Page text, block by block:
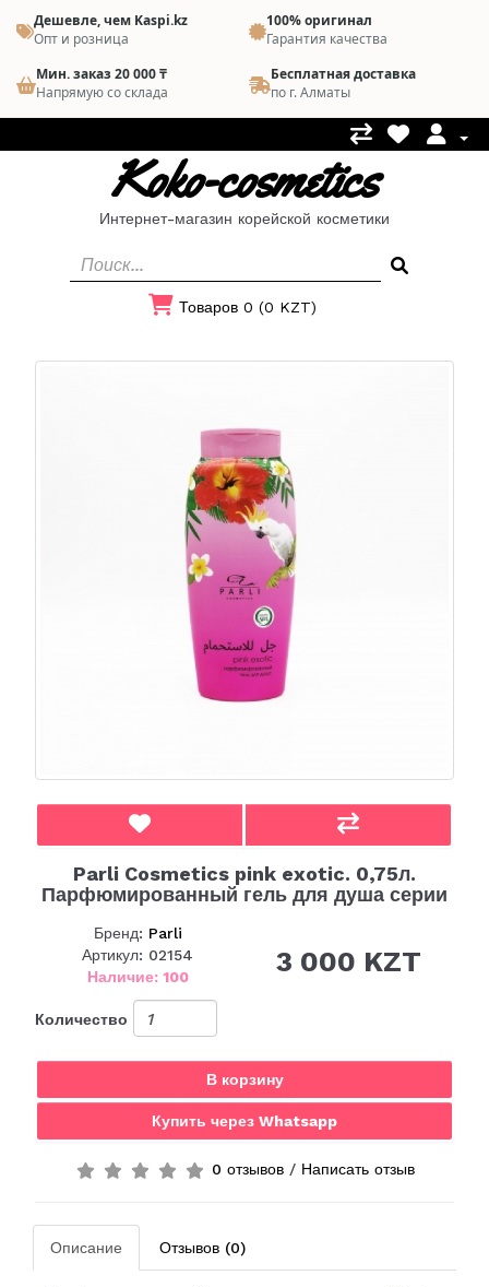
Дешевле, чем Kaspi.kz
Опт и розница
100% оригинал
Гарантия качества
Мин. заказ 20 000 ₸
Напрямую со склада
Бесплатная доставка
по г. Алматы
Koko-cosmetics
Интернет-магазин корейской косметики
Товаров 0 (0 KZT)
Parli Cosmetics pink exotic. 0,75л.
Парфюмированный гель для душа серии
Бренд: Parli
Артикул: 02154
Наличие: 100
3 000 KZT
Количество
В корзину
Купить через Whatsapp
0 отзывов/ Написать отзыв
Описание Отзывов (0)